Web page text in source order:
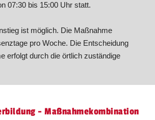
07:30 bis 15:00 Uhr statt.
ist möglich. Die Maßnahme
pro Woche. Die Entscheidung
erfolgt durch die örtlich zuständige
- Maßnahmekombination